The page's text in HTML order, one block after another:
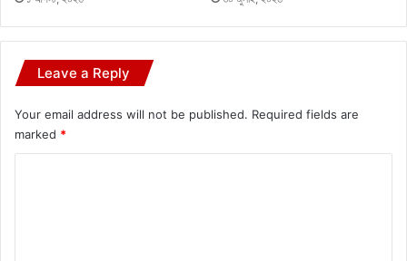
Leave a Reply
Your email address will not be published. Required fields are
marked *